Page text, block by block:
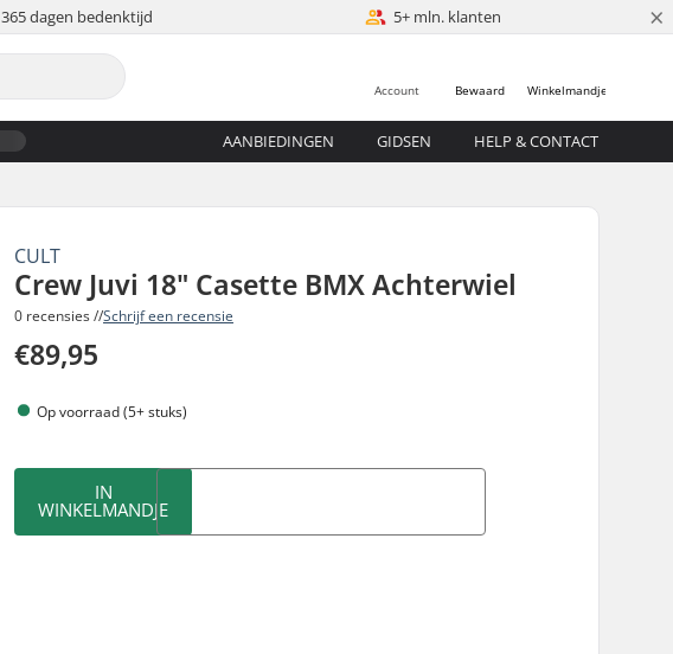
365 dagen bedenktijd 5+ mln. klanten ×
Winkelmandje
Bewaard
Account
AANBIEDINGEN GIDSEN HELP & CONTACT
CULT
Crew Juvi 18" Casette BMX Achterwiel
0 recensies //Schrijf een recensie
€89,95
Op voorraad (5+ stuks)
IN
WINKELMANDJE